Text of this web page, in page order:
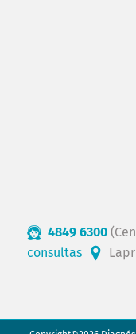
4849 6300
consultas